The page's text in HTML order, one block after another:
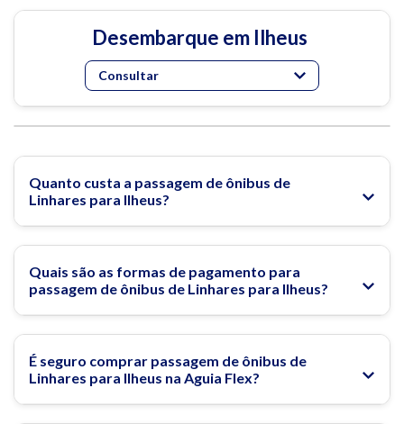
Desembarque em Ilheus
Consultar
Quanto custa a passagem de ônibus de
Linhares para Ilheus?
Quais são as formas de pagamento para
passagem de ônibus de Linhares para Ilheus?
É seguro comprar passagem de ônibus de
Linhares para Ilheus na Aguia Flex?